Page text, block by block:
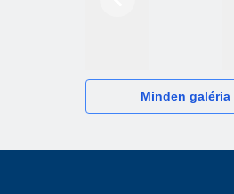
Minden galéria